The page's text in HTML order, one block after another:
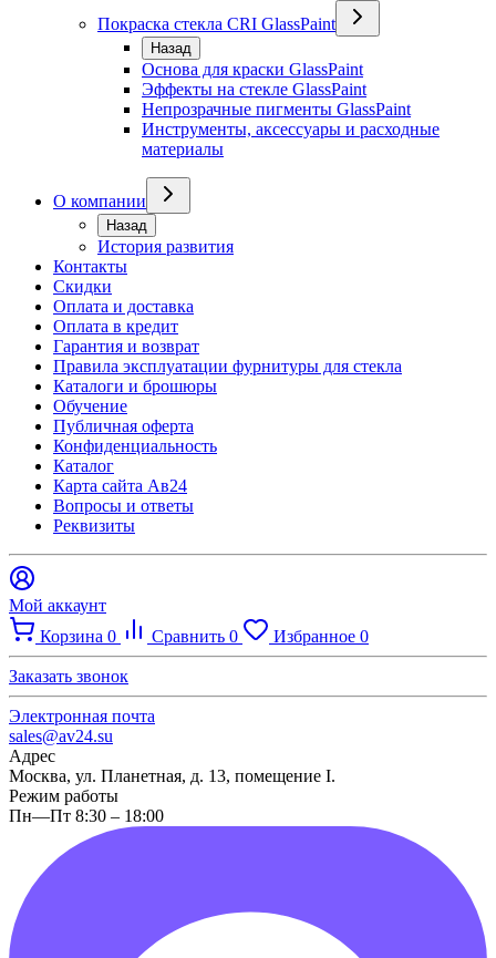
Покраска стекла CRI GlassPaint
Назад
Основа для краски GlassPaint
Эффекты на стекле GlassPaint
Непрозрачные пигменты GlassPaint
Инструменты, аксессуары и расходные
материалы
О компании
Назад
История развития
Контакты
Скидки
Оплата и доставка
Оплата в кредит
Гарантия и возврат
Правила эксплуатации фурнитуры для стекла
Каталоги и брошюры
Обучение
Публичная оферта
Конфиденциальность
Каталог
Карта сайта Ав24
Вопросы и ответы
Реквизиты
Мой аккаунт
Корзина 0 Сравнить 0 Избранное 0
Заказать звонок
Электронная почта
sales@av24.su
Адрес
Москва, ул. Планетная, д. 13, помещение I.
Режим работы
Пн—Пт 8:30 – 18:00